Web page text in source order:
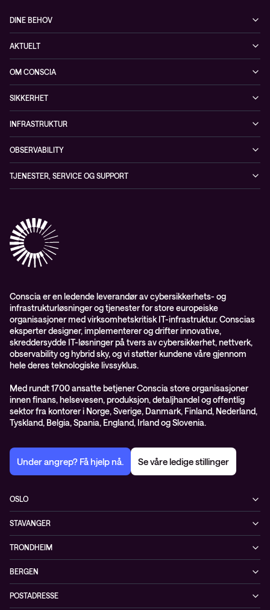
DINE BEHOV
Sikkerhet
Observability
Tjenester, service og support
AKTUELT
Referanser
Whitepapers
Blogg
Nyheter
OM CONSCIA
Ansatte
Partnere
Presserom
Aktsomhetsvurdering
SIKKERHET
Sikkerhetsløsninger
Conscia ThreatInsights
INFRASTRUKTUR
Løsninger
OBSERVABILITY
TJENESTER, SERVICE OG SUPPORT
Conscia Education Services
Conscia er en ledende leverandør av cybersikkerhets- og
infrastrukturløsninger og tjenester for store europeiske
organisasjoner med virksomhetskritisk IT-infrastruktur. Conscias
eksperter designer, implementerer og drifter innovative,
skreddersydde IT-løsninger på tvers av cybersikkerhet, nettverk,
observability og hybrid sky, og vi støtter kundene våre gjennom
hele deres teknologiske livssyklus.
Med rundt 1700 ansatte betjener Conscia store organisasjoner
innen finans, helsevesen, produksjon, detaljhandel og offentlig
sektor fra kontorer i Norge, Sverige, Danmark, Finland, Nederland,
Tyskland, Belgia, Spania, England, Irland og Slovenia.
Under angrep? Få hjelp nå. Se våre ledige stillinger
OSLO
0185 Oslo
Norge
STAVANGER
4020 Stavanger
Norge
TRONDHEIM
7069 Trondheim
Norge
BERGEN
5014 Bergen
POSTADRESSE